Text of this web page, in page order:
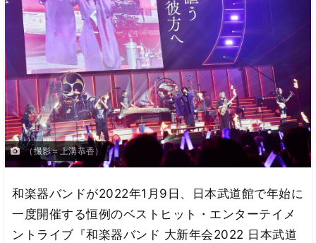
（撮影＝上溝恭香）
和楽器バンドが2022年1月9日、日本武道館で年始に
一度開催する恒例のベストヒット・エンターテイメ
ントライブ『和楽器バンド 大新年会2022 日本武道